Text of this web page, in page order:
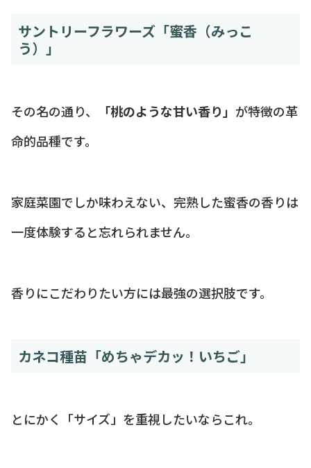
サントリーフラワーズ「蜜香（みっこ
う）」
その名の通り、 「桃のような甘い香り」 が特徴の革
命的品種です。
家庭菜園でしか味わえない、完熟した蜜香の香りは
一度体験すると忘れられません。
香りにこだわりたい方には最強の選択肢です。
カネコ種苗「めちゃデカッ！いちご」
とにかく「サイズ」を重視したいならこれ。